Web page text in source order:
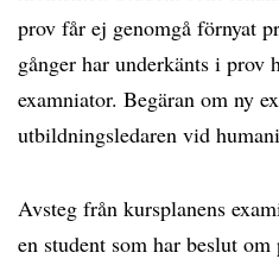
prov får ej genomgå förnyat
gånger har underkänts i prov
examniator. Begäran om ny
utbildningsledaren vid
Avsteg från kursplanens
en student som har beslut